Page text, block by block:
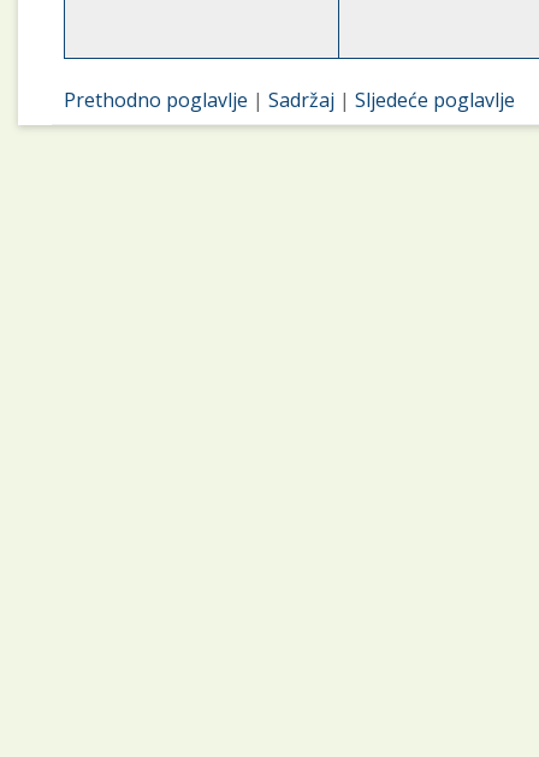
Prethodno poglavlje |Sadržaj |Sljedeće poglavlje